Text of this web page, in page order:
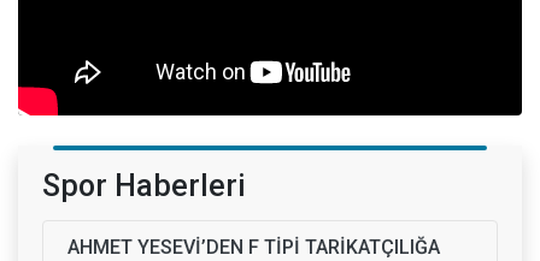
Spor Haberleri
AHMET YESEVİ’DEN F TİPİ TARİKATÇILIĞA